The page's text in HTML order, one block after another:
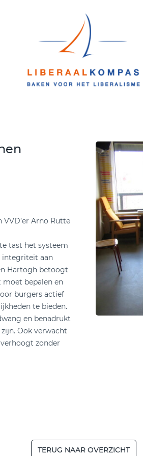
Arno Rutte
tast het systeem
integriteit aan
Hartogh betoogt
moet bepalen en
burgers actief
te bieden.
en benadrukt
Ook verwacht
zonder
TERUG NAAR OVERZICHT